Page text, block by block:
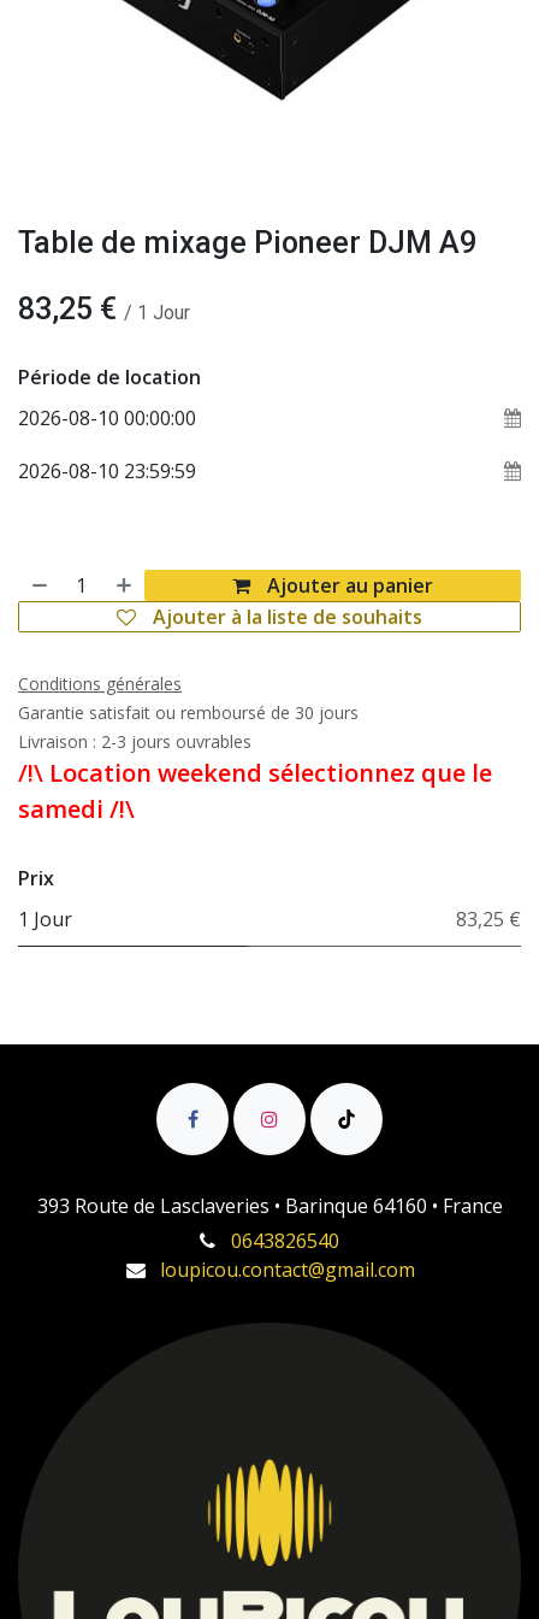
Table de mixage Pioneer DJM A9
83,25 € / 1 Jour
Période de location
Ajouter au panier
Ajouter à la liste de souhaits
Conditions générales
Garantie satisfait ou remboursé de 30 jours
Livraison : 2-3 jours ouvrables
/!\ Location weekend sélectionnez que le
samedi /!\
Prix
1 Jour
83,25 €
393 Route de Lasclaveries • Barinque 64160 • France
0643826540
loupicou.contact@gmail.com